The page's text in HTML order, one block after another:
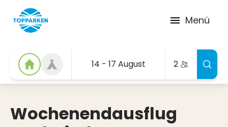
Menü
14 - 17 August 2
Wochenendausflug